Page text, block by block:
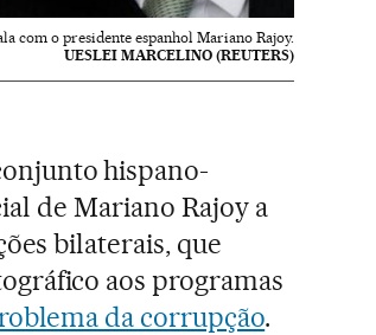
com o presidente espanhol Mariano Rajoy.
UESLEI MARCELINO (REUTERS)
hispano-
de Mariano Rajoy a
bilaterais, que
aos programas
da corrupção.